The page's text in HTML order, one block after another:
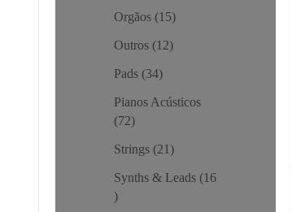
Orgãos 15
Outros 12
Pads 34
Pianos Acústicos
72
Strings 21
Synths & Leads 16